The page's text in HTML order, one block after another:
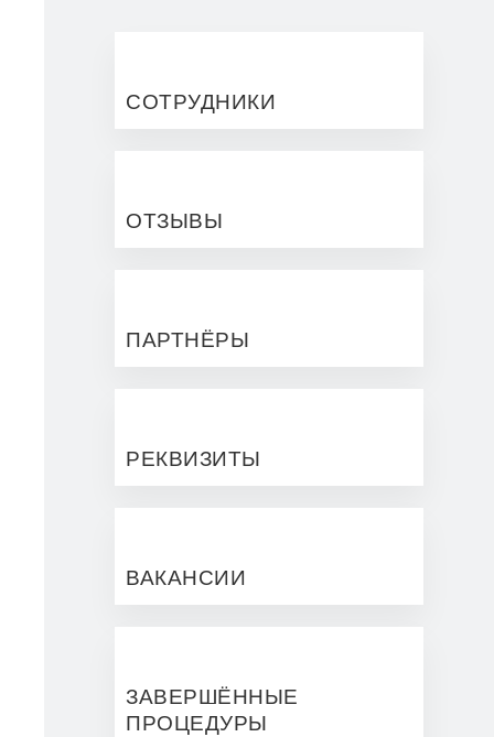
СОТРУДНИКИ
ОТЗЫВЫ
ПАРТНЁРЫ
РЕКВИЗИТЫ
ВАКАНСИИ
ЗАВЕРШЁННЫЕ
ПРОЦЕДУРЫ